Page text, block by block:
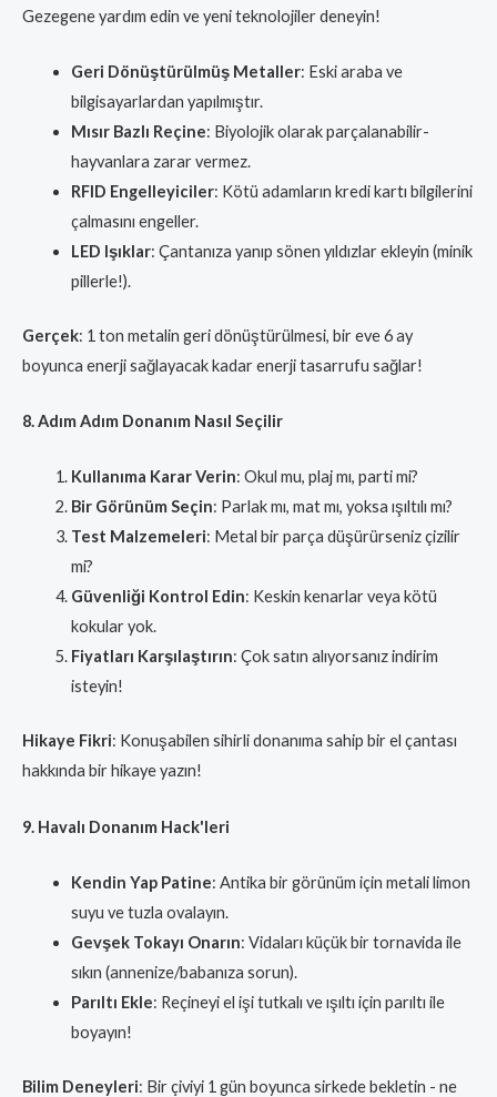
Gezegene yardım edin ve yeni teknolojiler deneyin!
Geri Dönüştürülmüş Metaller: Eski araba ve
bilgisayarlardan yapılmıştır.
Mısır Bazlı Reçine: Biyolojik olarak parçalanabilir-
hayvanlara zarar vermez.
RFID Engelleyiciler: Kötü adamların kredi kartı bilgilerini
çalmasını engeller.
LED Işıklar: Çantanıza yanıp sönen yıldızlar ekleyin (minik
pillerle!).
Gerçek: 1 ton metalin geri dönüştürülmesi, bir eve 6 ay
boyunca enerji sağlayacak kadar enerji tasarrufu sağlar!
8. Adım Adım Donanım Nasıl Seçilir
Kullanıma Karar Verin: Okul mu, plaj mı, parti mi?
Bir Görünüm Seçin: Parlak mı, mat mı, yoksa ışıltılı mı?
Test Malzemeleri: Metal bir parça düşürürseniz çizilir
mi?
Güvenliği Kontrol Edin: Keskin kenarlar veya kötü
kokular yok.
Fiyatları Karşılaştırın: Çok satın alıyorsanız indirim
isteyin!
Hikaye Fikri: Konuşabilen sihirli donanıma sahip bir el çantası
hakkında bir hikaye yazın!
9. Havalı Donanım Hack'leri
Kendin Yap Patine: Antika bir görünüm için metali limon
suyu ve tuzla ovalayın.
Gevşek Tokayı Onarın: Vidaları küçük bir tornavida ile
sıkın (annenize/babanıza sorun).
Parıltı Ekle: Reçineyi el işi tutkalı ve ışıltı için parıltı ile
boyayın!
Bilim Deneyleri: Bir çiviyi 1 gün boyunca sirkede bekletin - ne